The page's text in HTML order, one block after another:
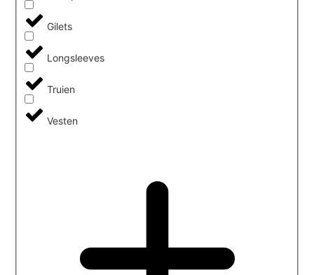
Gilets
Longsleeves
Truien
Vesten